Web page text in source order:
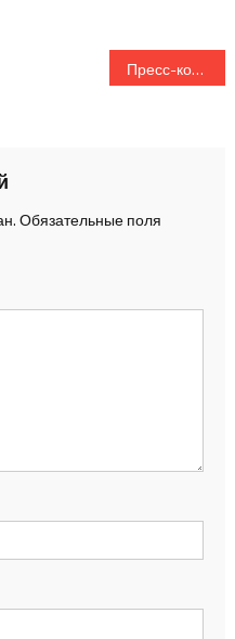
Пресс-конференция постановки «Евгений Онегин».
Обязательные поля